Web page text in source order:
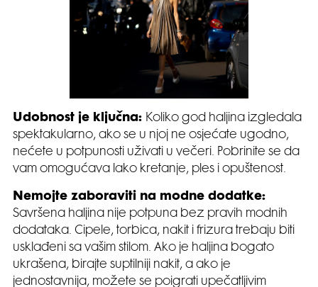
Udobnost je ključna: Koliko god haljina izgledala
spektakularno, ako se u njoj ne osjećate ugodno,
nećete u potpunosti uživati u večeri. Pobrinite se da
vam omogućava lako kretanje, ples i opuštenost.
Nemojte zaboraviti na modne dodatke:
Savršena haljina nije potpuna bez pravih modnih
dodataka. Cipele, torbica, nakit i frizura trebaju biti
usklađeni sa vašim stilom. Ako je haljina bogato
ukrašena, birajte suptilniji nakit, a ako je
jednostavnija, možete se poigrati upečatljivim